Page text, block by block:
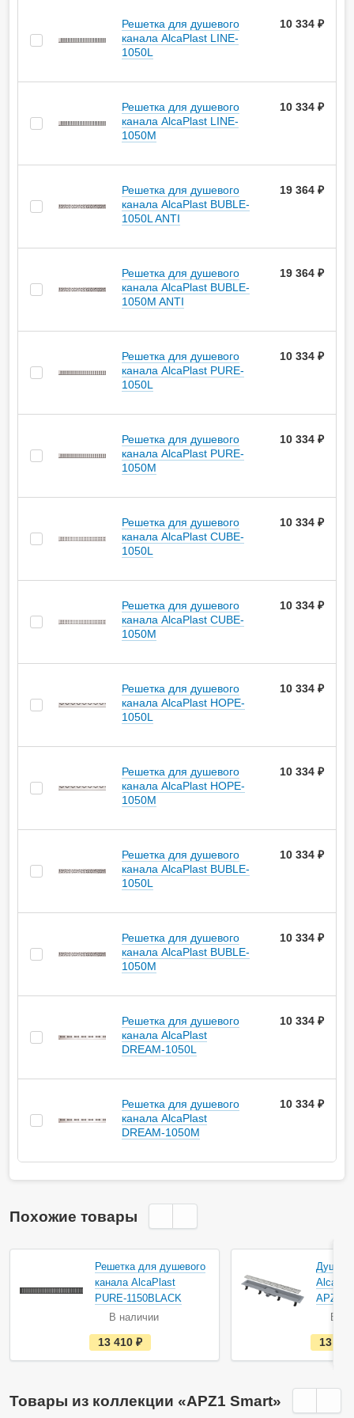
Решетка для душевого
канала AlcaPlast LINE-
1050L
10 334 ₽
Решетка для душевого
канала AlcaPlast LINE-
1050M
10 334 ₽
Решетка для душевого
канала AlcaPlast BUBLE-
1050L ANTI
19 364 ₽
Решетка для душевого
канала AlcaPlast BUBLE-
1050M ANTI
19 364 ₽
Решетка для душевого
канала AlcaPlast PURE-
1050L
10 334 ₽
Решетка для душевого
канала AlcaPlast PURE-
1050M
10 334 ₽
Решетка для душевого
канала AlcaPlast CUBE-
1050L
10 334 ₽
Решетка для душевого
канала AlcaPlast CUBE-
1050M
10 334 ₽
Решетка для душевого
канала AlcaPlast HOPE-
1050L
10 334 ₽
Решетка для душевого
канала AlcaPlast HOPE-
1050M
10 334 ₽
Решетка для душевого
канала AlcaPlast BUBLE-
1050L
10 334 ₽
Решетка для душевого
канала AlcaPlast BUBLE-
1050M
10 334 ₽
Решетка для душевого
канала AlcaPlast
DREAM-1050L
10 334 ₽
Решетка для душевого
канала AlcaPlast
DREAM-1050M
10 334 ₽
Похожие товары
Решетка для душевого
канала AlcaPlast
PURE-1150BLACK
В наличии
е
с
т
а
13 410
APZ10-
В
13
Товары из коллекции «APZ1 Smart»